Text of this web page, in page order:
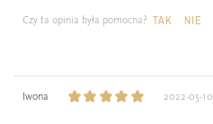
Czy ta opinia była pomocna? TAK NIE
Iwona 2022-05-10